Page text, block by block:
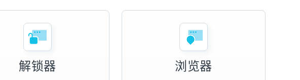
解锁器 浏览器